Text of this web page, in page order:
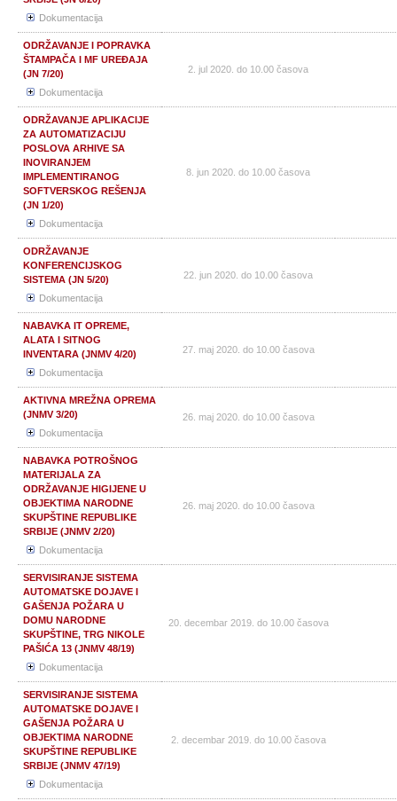
Dokumentacija
ODRŽAVANJE I POPRAVKA
ŠTAMPAČA I MF UREĐAJA
(JN 7/20)
Dokumentacija
2. jul 2020. do 10.00 časova
ODRŽAVANJE APLIKACIJE
ZA AUTOMATIZACIJU
POSLOVA ARHIVE SA
INOVIRANJEM
IMPLEMENTIRANOG
SOFTVERSKOG REŠENJA
(JN 1/20)
Dokumentacija
8. jun 2020. do 10.00 časova
ODRŽAVANJE
KONFERENCIJSKOG
SISTEMA (JN 5/20)
Dokumentacija
22. jun 2020. do 10.00 časova
NABAVKA IT OPREME,
ALATA I SITNOG
INVENTARA (JNMV 4/20)
Dokumentacija
27. maj 2020. do 10.00 časova
AKTIVNA MREŽNA OPREMA
(JNMV 3/20)
Dokumentacija
26. maj 2020. do 10.00 časova
NABAVKA POTROŠNOG
MATERIJALA ZA
ODRŽAVANJE HIGIJENE U
OBJEKTIMA NARODNE
SKUPŠTINE REPUBLIKE
SRBIJE (JNMV 2/20)
Dokumentacija
26. maj 2020. do 10.00 časova
SERVISIRANJE SISTEMA
AUTOMATSKE DOJAVE I
GAŠENJA POŽARA U
DOMU NARODNE
SKUPŠTINE, TRG NIKOLE
PAŠIĆA 13 (JNMV 48/19)
Dokumentacija
20. decembar 2019. do 10.00 časova
SERVISIRANJE SISTEMA
AUTOMATSKE DOJAVE I
GAŠENJA POŽARA U
OBJEKTIMA NARODNE
SKUPŠTINE REPUBLIKE
SRBIJE (JNMV 47/19)
Dokumentacija
2. decembar 2019. do 10.00 časova